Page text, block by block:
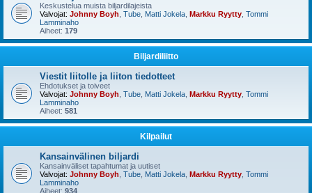
Keskustelua muista biljardilajeista
Valvojat: Johnny Boyh Tube Matti Jokela Markku Ryytty Tommi
Lamminaho
Aiheet: 179
Biljardiliitto
Viestit liitolle ja liiton tiedotteet
Ehdotukset ja toiveet
Valvojat: Johnny Boyh Tube Matti Jokela Markku Ryytty Tommi
Lamminaho
Aiheet: 581
Kilpailut
Kansainvälinen biljardi
Kansainväliset tapahtumat ja uutiset
Valvojat: Johnny Boyh Tube Matti Jokela Markku Ryytty Tommi
Lamminaho
Aiheet: 934